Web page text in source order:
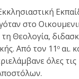
στο
Θεολογία,
Από τον 11 ο αι.
όλες